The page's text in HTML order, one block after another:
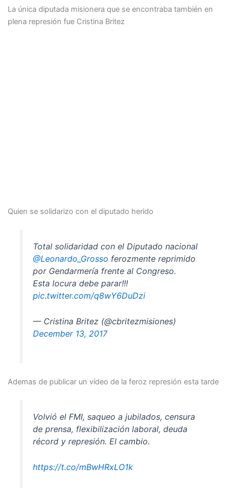
La única diputada misionera que se encontraba también en
plena represión fue Cristina Britez
Quien se solidarizo con el diputado herido
Total solidaridad con el Diputado nacional
@Leonardo_Grosso ferozmente reprimido
por Gendarmería frente al Congreso.
Esta locura debe parar!!!
pic.twitter.com/q8wY6DuDzi
— Cristina Britez (@cbritezmisiones)
December 13, 2017
Ademas de publicar un vídeo de la feroz represión esta tarde
Volvió el FMI, saqueo a jubilados, censura
de prensa, flexibilización laboral, deuda
récord y represión. El cambio.
https://t.co/mBwHRxLO1k